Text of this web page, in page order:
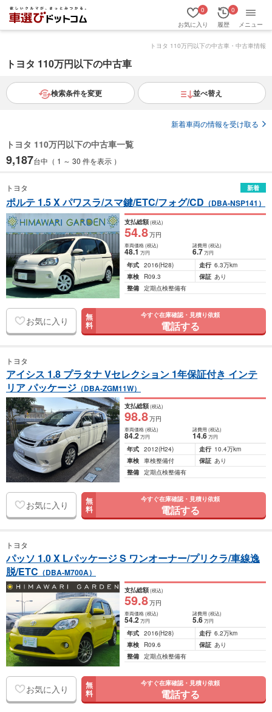
お気に入り
0
履歴
0
メニュー
トヨタ 110万円以下の中古車・中古車情報
トヨタ 110万円以下の中古車
検索条件を変更 並べ替え
新着車両の情報を受け取る
トヨタ 110万円以下の中古車一覧
9,187台中（ 1 ～ 30 件を表示 ）
トヨタ 新着
ポルテ 1.5 X パワスラ/スマ鍵/ETC/フォグ/CD （DBA-NSP141）
支払総額(税込)
54.8万円
車両価格(税込)
48.1万円
諸費用 (税込)
6.7 万円
年式 2016(H28) 走行 6.3万km
車検
R09.3 保証 あり
整備 定期点検整備有
お気に入り 無
料
今すぐ在庫確認・見積り依頼
電話する
トヨタ
アイシス 1.8 プラタナ Vセレクション 1年保証付き インテ
リア パッケージ （DBA-ZGM11W）
支払総額(税込)
98.8万円
車両価格(税込)
84.2万円
諸費用 (税込)
14.6 万円
年式 2012(H24) 走行 10.4万km
車検 車検整備付 保証 あり
整備 定期点検整備有
お気に入り 無
料
今すぐ在庫確認・見積り依頼
電話する
トヨタ
パッソ 1.0 X Lパッケージ S ワンオーナー/プリクラ/車線逸
脱/ETC （DBA-M700A）
支払総額(税込)
59.8万円
車両価格(税込)
54.2万円
諸費用 (税込)
5.6 万円
年式 2016(H28) 走行 6.2万km
車検
R09.6 保証 あり
整備 定期点検整備有
お気に入り 無
料
今すぐ在庫確認・見積り依頼
電話する